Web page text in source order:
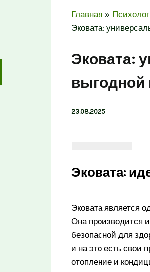
Главная
Эковата:
Эковата:
выгодной
23.08.2025
Эковата:
Эковата является
Она производится
безопасной для
и на это есть свои
отопление и